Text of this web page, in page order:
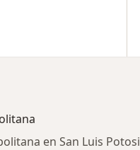
en San Luis Potosi